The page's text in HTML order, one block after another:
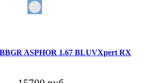
ASPHOR 1.67 BLUVXpert RX